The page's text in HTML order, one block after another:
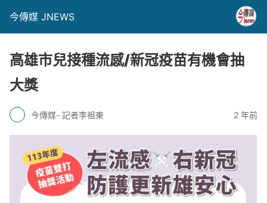
今傳媒 JNEWS
高雄市兒接種流感/新冠疫苗有機會抽
大獎
今傳媒- 記者李祖東 2 年前